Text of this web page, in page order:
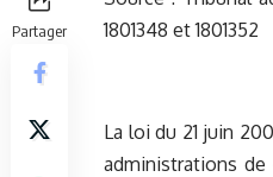
Partager
1801348 et 1801352
La loi du 21 juin
administrations